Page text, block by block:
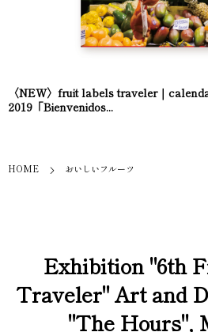
〈NEW〉fruit labels traveler｜
2019「Bienvenidos...
HOME おいしいフルーツ
Exhibition "6th
Traveler" Art and
"The Hours",